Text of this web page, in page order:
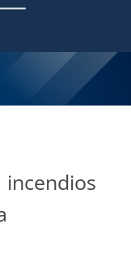
incendios